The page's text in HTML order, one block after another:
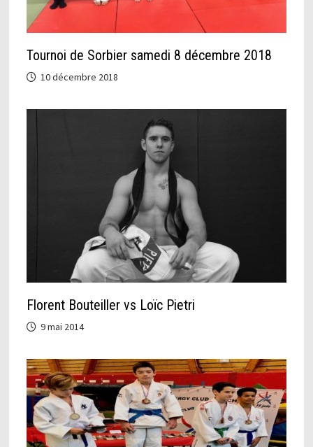
Tournoi de Sorbier samedi 8 décembre 2018
10 décembre 2018
Florent Bouteiller vs Loïc Pietri
9 mai 2014